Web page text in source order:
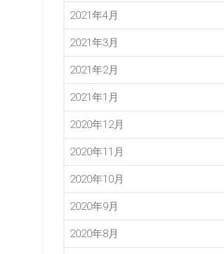
2021年4月
2021年3月
2021年2月
2021年1月
2020年12月
2020年11月
2020年10月
2020年9月
2020年8月